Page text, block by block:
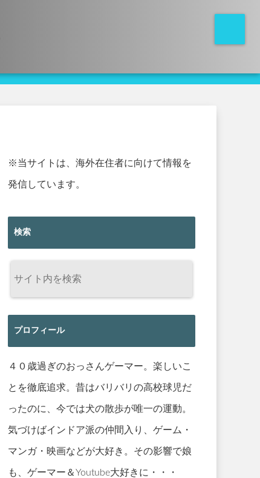
※当サイトは、海外在住者に向けて情報を
発信しています。
検索
プロフィール
４０歳過ぎのおっさんゲーマー。楽しいこ
とを徹底追求。昔はバリバリの高校球児だ
ったのに、今では犬の散歩が唯一の運動。
気づけばインドア派の仲間入り、ゲーム・
マンガ・映画などが大好き。その影響で娘
も、ゲーマー＆Youtube大好きに・・・